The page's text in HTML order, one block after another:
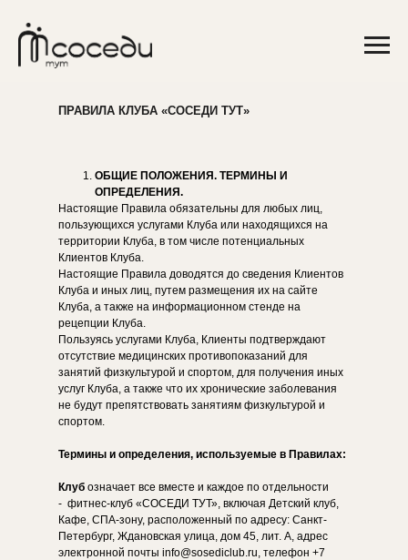
ПРАВИЛА КЛУБА «СОСЕДИ ТУТ»
ОБЩИЕ ПОЛОЖЕНИЯ. ТЕРМИНЫ И
ОПРЕДЕЛЕНИЯ.
Настоящие Правила обязательны для любых лиц,
пользующихся услугами Клуба или находящихся на
территории Клуба, в том числе потенциальных
Клиентов Клуба.
Настоящие Правила доводятся до сведения Клиентов
Клуба и иных лиц, путем размещения их на сайте
Клуба, а также на информационном стенде на
рецепции Клуба.
Пользуясь услугами Клуба, Клиенты подтверждают
отсутствие медицинских противопоказаний для
занятий физкультурой и спортом, для получения иных
услуг Клуба, а также что их хронические заболевания
не будут препятствовать занятиям физкультурой и
спортом.
Термины и определения, используемые в Правилах:
Клуб означает все вместе и каждое по отдельности
- фитнес-клуб «СОСЕДИ ТУТ», включая Детский клуб,
Кафе, СПА-зону, расположенный по адресу: Санкт-
Петербург, Ждановская улица, дом 45, лит. А, адрес
электронной почты info@sosediclub.ru, телефон +7